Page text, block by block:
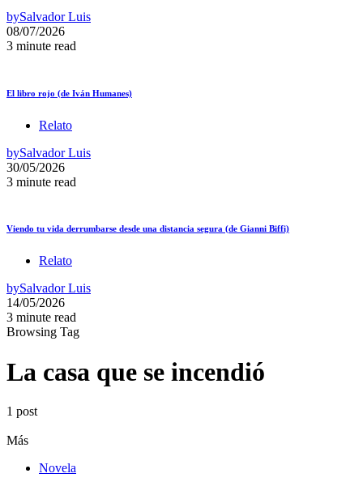
bySalvador Luis
08/07/2026
3 minute read
El libro rojo (de Iván Humanes)
Relato
bySalvador Luis
30/05/2026
3 minute read
Viendo tu vida derrumbarse desde una distancia segura (de Gianni Biffi)
Relato
bySalvador Luis
14/05/2026
3 minute read
Browsing Tag
La casa que se incendió
1 post
Más
Novela